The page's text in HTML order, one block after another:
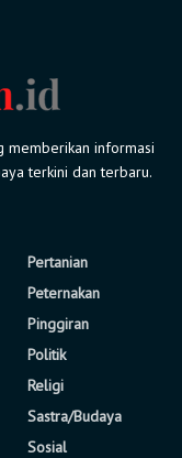
memberikan informasi
terkini dan terbaru.
Pertanian
Peternakan
Pinggiran
Politik
Religi
Sastra/Budaya
Sosial